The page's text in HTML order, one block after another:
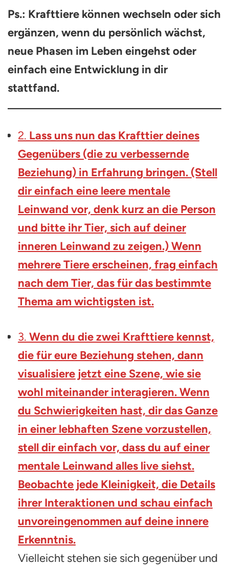
Ps.: Krafttiere können wechseln oder sich
ergänzen, wenn du persönlich wächst,
neue Phasen im Leben eingehst oder
einfach eine Entwicklung in dir
stattfand.
2. Lass uns nun das Krafttier deines
Gegenübers (die zu verbessernde
Beziehung) in Erfahrung bringen. (Stell
dir einfach eine leere mentale
Leinwand vor, denk kurz an die Person
und bitte ihr Tier, sich auf deiner
inneren Leinwand zu zeigen.) Wenn
mehrere Tiere erscheinen, frag einfach
nach dem Tier, das für das bestimmte
Thema am wichtigsten ist.
3. Wenn du die zwei Krafttiere kennst,
die für eure Beziehung stehen, dann
visualisiere jetzt eine Szene, wie sie
wohl miteinander interagieren. Wenn
du Schwierigkeiten hast, dir das Ganze
in einer lebhaften Szene vorzustellen,
stell dir einfach vor, dass du auf einer
mentale Leinwand alles live siehst.
Beobachte jede Kleinigkeit, die Details
ihrer Interaktionen und schau einfach
unvoreingenommen auf deine innere
Erkenntnis.
Vielleicht stehen sie sich gegenüber und